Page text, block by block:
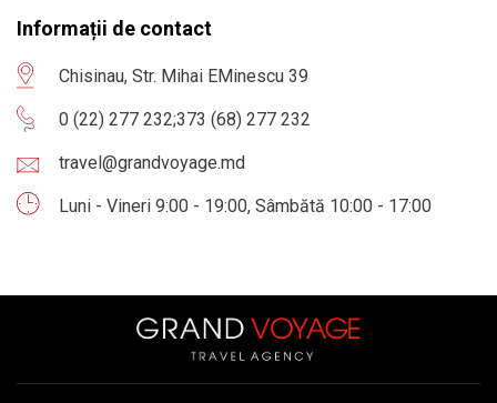
Informații de contact
Chisinau, Str. Mihai EMinescu 39
0 (22) 277 232;373 (68) 277 232
travel@grandvoyage.md
Luni - Vineri 9:00 - 19:00, Sâmbătă 10:00 - 17:00